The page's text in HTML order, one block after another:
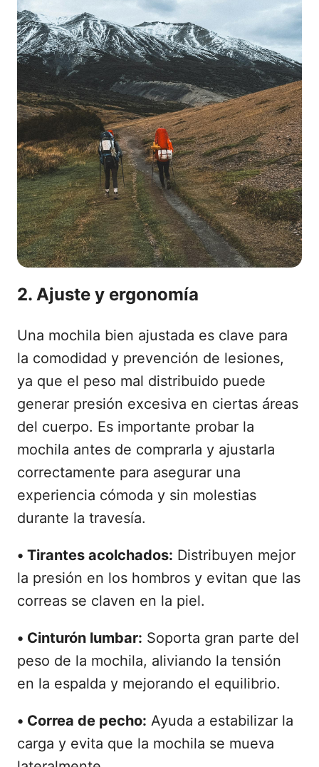
2. Ajuste y ergonomía
Una mochila bien ajustada es clave para
la comodidad y prevención de lesiones,
ya que el peso mal distribuido puede
generar presión excesiva en ciertas áreas
del cuerpo. Es importante probar la
mochila antes de comprarla y ajustarla
correctamente para asegurar una
experiencia cómoda y sin molestias
durante la travesía.
• Tirantes acolchados: Distribuyen mejor
la presión en los hombros y evitan que las
correas se claven en la piel.
• Cinturón lumbar: Soporta gran parte del
peso de la mochila, aliviando la tensión
en la espalda y mejorando el equilibrio.
• Correa de pecho: Ayuda a estabilizar la
carga y evita que la mochila se mueva